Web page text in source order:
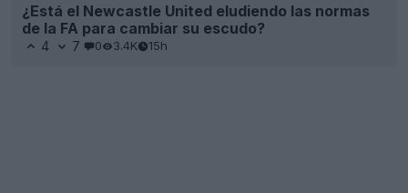
¿Está el Newcastle United eludiendo las normas
de la FA para cambiar su escudo?
4 7 0 3.4K 15h